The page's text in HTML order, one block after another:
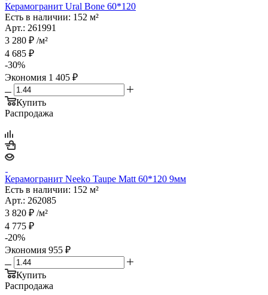
Керамогранит Ural Bone 60*120
Есть в наличии: 152 м²
Арт.: 261991
3 280 ₽ /м²
4 685 ₽
-30%
Экономия 1 405 ₽
Купить
Распродажа
Керамогранит Neeko Taupe Matt 60*120 9мм
Есть в наличии: 152 м²
Арт.: 262085
3 820 ₽ /м²
4 775 ₽
-20%
Экономия 955 ₽
Купить
Распродажа